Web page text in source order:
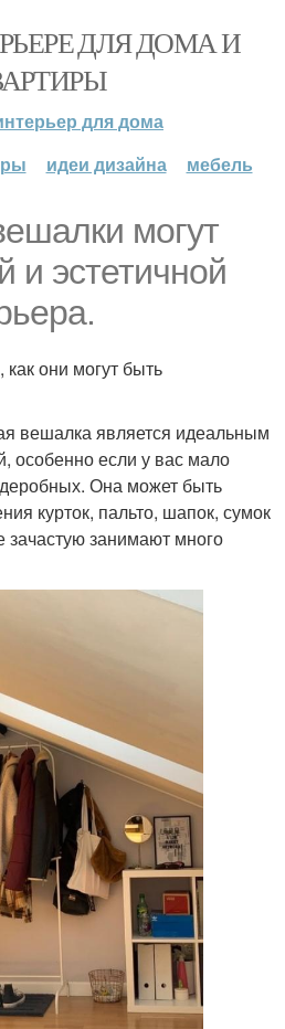
ДЛЯ ДОМА И
для дома
идеи дизайна мебель
могут
и эстетичной
как они могут быть
вешалка является идеальным
особенно если у вас мало
Она может быть
курток, пальто, шапок, сумок
зачастую занимают много